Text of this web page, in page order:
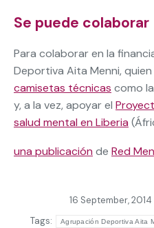
Se puede colaborar
Para colaborar en la
Deportiva Aita Menni,
camisetas técnicas como
y, a la vez, apoyar el
salud mental en Liberia
una publicación de Red
16 September, 2014
Tags:
Agrupación Deportiva Aita